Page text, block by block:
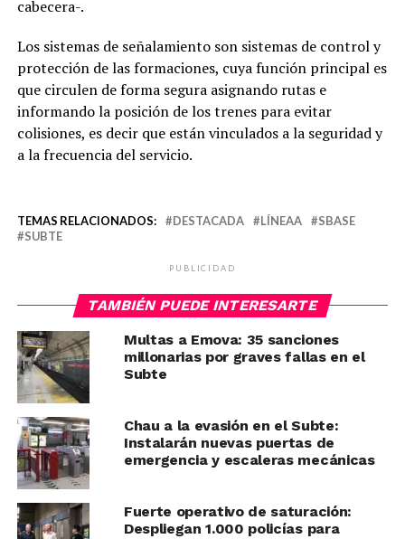
cabecera-.
Los sistemas de señalamiento son sistemas de control y
protección de las formaciones, cuya función principal es
que circulen de forma segura asignando rutas e
informando la posición de los trenes para evitar
colisiones, es decir que están vinculados a la seguridad y
a la frecuencia del servicio.
TEMAS RELACIONADOS: DESTACADA LÍNEAA
SBASE
SUBTE
PUBLICIDAD
TAMBIÉN PUEDE INTERESARTE
Multas a Emova: 35 sanciones
millonarias por graves fallas en el
Subte
Chau a la evasión en el Subte:
Instalarán nuevas puertas de
emergencia y escaleras mecánicas
Fuerte operativo de saturación:
Despliegan 1.000 policías para